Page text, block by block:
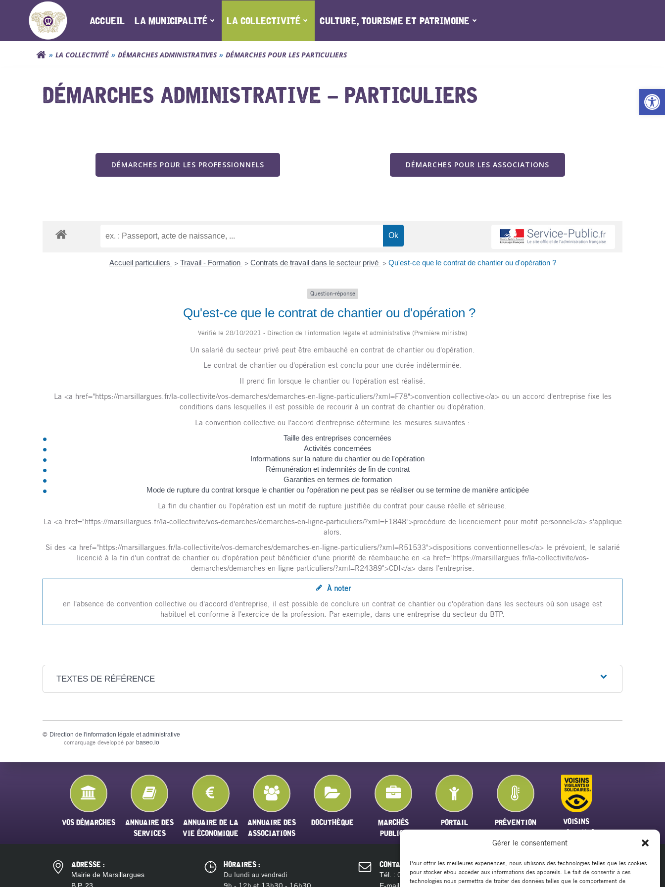
Gérer le consentement
Pour offrir les meilleures expériences, nous utilisons des technologies telles que les cookies
pour stocker et/ou accéder aux informations des appareils. Le fait de consentir à ces
technologies nous permettra de traiter des données telles que le comportement de
contenu
ACCUEIL LA MUNICIPALITÉ LA COLLECTIVITÉ CULTURE, TOURISME ET PATRIMOINE
LA COLLECTIVITÉ DÉMARCHES ADMINISTRATIVES DÉMARCHES POUR LES PARTICULIERS
DÉMARCHES ADMINISTRATIVE – PARTICULIERS
DÉMARCHES POUR LES PROFESSIONNELS DÉMARCHES POUR LES ASSOCIATIONS
Accueil particuliers > Travail - Formation > Contrats de travail dans le secteur privé > Qu'est-ce que le contrat de chantier ou d'opération ?
Question-réponse
Qu'est-ce que le contrat de chantier ou d'opération ?
Vérifié le 28/10/2021 - Direction de l'information légale et administrative (Première ministre)
Un salarié du secteur privé peut être embauché en contrat de chantier ou d'opération.
Le contrat de chantier ou d'opération est conclu pour une durée indéterminée.
Il prend fin lorsque le chantier ou l'opération est réalisé.
La <a href="https://marsillargues.fr/la-collectivite/vos-demarches/demarches-en-ligne-particuliers/?xml=F78">convention collective</a> ou un accord d'entreprise fixe les
conditions dans lesquelles il est possible de recourir à un contrat de chantier ou d'opération.
La convention collective ou l'accord d'entreprise détermine les mesures suivantes :
Taille des entreprises concernées
Activités concernées
Informations sur la nature du chantier ou de l'opération
Rémunération et indemnités de fin de contrat
Garanties en termes de formation
Mode de rupture du contrat lorsque le chantier ou l'opération ne peut pas se réaliser ou se termine de manière anticipée
La fin du chantier ou l'opération est un motif de rupture justifiée du contrat pour cause réelle et sérieuse.
La <a href="https://marsillargues.fr/la-collectivite/vos-demarches/demarches-en-ligne-particuliers/?xml=F1848">procédure de licenciement pour motif personnel</a> s'applique
alors.
Si des <a href="https://marsillargues.fr/la-collectivite/vos-demarches/demarches-en-ligne-particuliers/?xml=R51533">dispositions conventionnelles</a> le prévoient, le salarié
licencié à la fin d'un contrat de chantier ou d'opération peut bénéficier d'une priorité de réembauche en <a href="https://marsillargues.fr/la-collectivite/vos-
demarches/demarches-en-ligne-particuliers/?xml=R24389">CDI</a> dans l'entreprise.
À noter
en l'absence de convention collective ou d'accord d'entreprise, il est possible de conclure un contrat de chantier ou d'opération dans les secteurs où son usage est
habituel et conforme à l'exercice de la profession. Par exemple, dans une entreprise du secteur du BTP.
TEXTES DE RÉFÉRENCE
© Direction de l'information légale et administrative
comarquage developpé par baseo.io
VOS DÉMARCHES
ANNUAIRE DES
SERVICES
ANNUAIRE DE LA
VIE ÉCONOMIQUE
ANNUAIRE DES
ASSOCIATIONS
DOCUTHÈQUE
MARCHÉS
PUBLICS
PORTAIL
PRÉVENTION
VOISINS
VIGILANTS
ADRESSE :
Mairie de Marsillargues
HORAIRES :
Du lundi au vendredi
CONTACT :
Tél. :04 11 28 13 20
contact@marsillargues.fr